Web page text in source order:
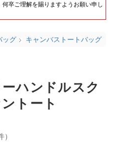
卒ご理解を賜りますようお願い申し
ッグ キャンバストートバッグ
ハンドルスク
トート
）